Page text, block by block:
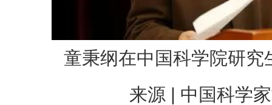
童秉纲在中国科学院研究
来源 | 中国科学